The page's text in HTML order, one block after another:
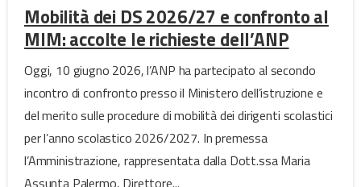
Mobilità dei DS 2026/27 e confronto al
MIM: accolte le richieste dell’ANP
Oggi, 10 giugno 2026, l’ANP ha partecipato al secondo
incontro di confronto presso il Ministero dell’istruzione e
del merito sulle procedure di mobilità dei dirigenti scolastici
per l’anno scolastico 2026/2027. In premessa
l’Amministrazione, rappresentata dalla Dott.ssa Maria